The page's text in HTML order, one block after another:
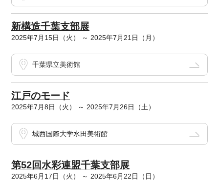
新構造千葉支部展
2025年7月15日（火） ～ 2025年7月21日（月）
千葉県立美術館
江戸のモード
2025年7月8日（火） ～ 2025年7月26日（土）
城西国際大学水田美術館
第52回水彩連盟千葉支部展
2025年6月17日（火） ～ 2025年6月22日（日）